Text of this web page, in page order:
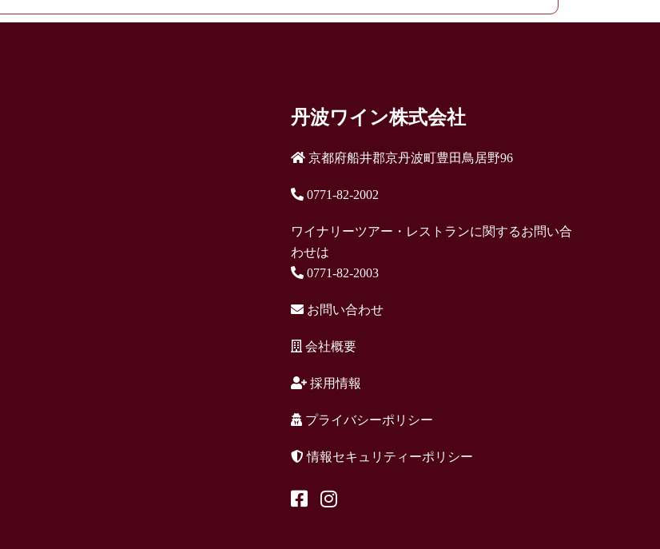
丹波ワイン株式会社
京都府船井郡京丹波町豊田鳥居野96
0771-82-2002
ワイナリーツアー・レストランに関するお問い合
わせは
0771-82-2003
お問い合わせ
会社概要
採用情報
プライバシーポリシー
情報セキュリティーポリシー